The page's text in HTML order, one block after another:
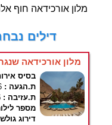
מלון אורכידאה חוף
דילים
מלון אורכידאה שנגרילה
בסיס
ת.הגעה : 8.8.26, יום שבת
ת.עזיבה : 9.8.26, יום ראשון
מספר
דירוג